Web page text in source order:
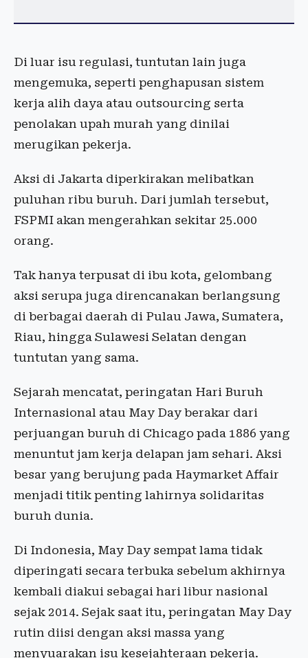
Di luar isu regulasi, tuntutan lain juga
mengemuka, seperti penghapusan sistem
kerja alih daya atau outsourcing serta
penolakan upah murah yang dinilai
merugikan pekerja.
Aksi di Jakarta diperkirakan melibatkan
puluhan ribu buruh. Dari jumlah tersebut,
FSPMI akan mengerahkan sekitar 25.000
orang.
Tak hanya terpusat di ibu kota, gelombang
aksi serupa juga direncanakan berlangsung
di berbagai daerah di Pulau Jawa, Sumatera,
Riau, hingga Sulawesi Selatan dengan
tuntutan yang sama.
Sejarah mencatat, peringatan Hari Buruh
Internasional atau May Day berakar dari
perjuangan buruh di Chicago pada 1886 yang
menuntut jam kerja delapan jam sehari. Aksi
besar yang berujung pada Haymarket Affair
menjadi titik penting lahirnya solidaritas
buruh dunia.
Di Indonesia, May Day sempat lama tidak
diperingati secara terbuka sebelum akhirnya
kembali diakui sebagai hari libur nasional
sejak 2014. Sejak saat itu, peringatan May Day
rutin diisi dengan aksi massa yang
menyuarakan isu kesejahteraan pekerja.